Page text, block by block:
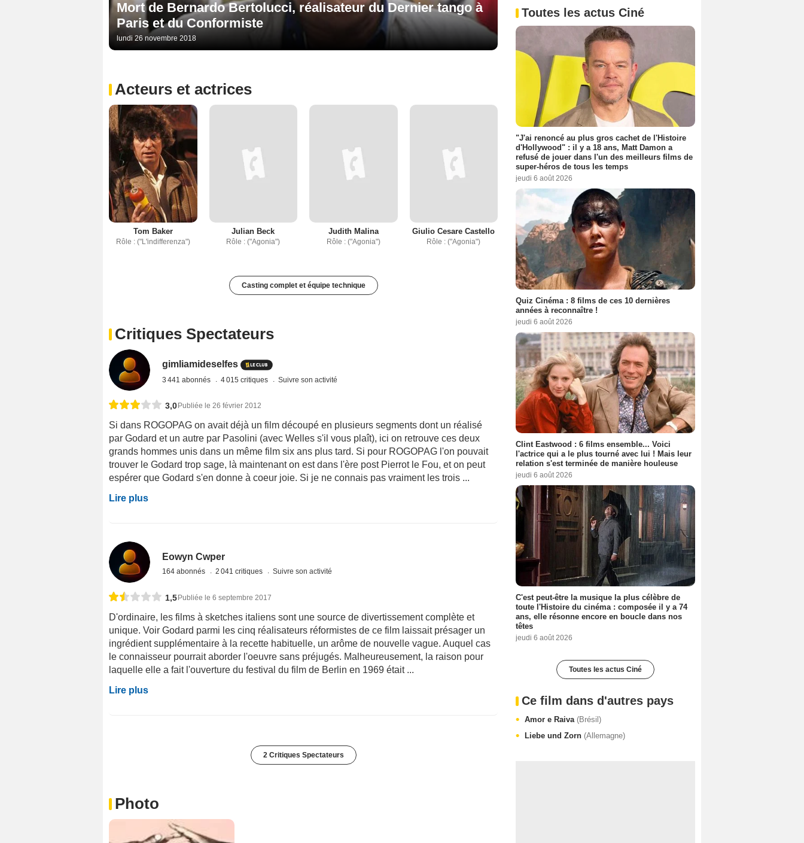
Mort de Bernardo Bertolucci, réalisateur du Dernier tango à
Paris et du Conformiste
lundi 26 novembre 2018
Acteurs et actrices
Tom Baker
Rôle : ("L'indifferenza")
Julian Beck
Rôle : ("Agonia")
Judith Malina
Rôle : ("Agonia")
Giulio Cesare Castello
Rôle : ("Agonia")
Casting complet et équipe technique
Critiques Spectateurs
gimliamideselfes
3 441 abonnés 4 015 critiques Suivre son activité
3,0Publiée le 26 février 2012
Si dans ROGOPAG on avait déjà un film découpé en plusieurs segments dont un réalisé
par Godard et un autre par Pasolini (avec Welles s'il vous plaît), ici on retrouve ces deux
grands hommes unis dans un même film six ans plus tard. Si pour ROGOPAG l'on pouvait
trouver le Godard trop sage, là maintenant on est dans l'ère post Pierrot le Fou, et on peut
espérer que Godard s'en donne à coeur joie. Si je ne connais pas vraiment les trois ...
Lire plus
Eowyn Cwper
164 abonnés 2 041 critiques Suivre son activité
1,5Publiée le 6 septembre 2017
D'ordinaire, les films à sketches italiens sont une source de divertissement complète et
unique. Voir Godard parmi les cinq réalisateurs réformistes de ce film laissait présager un
ingrédient supplémentaire à la recette habituelle, un arôme de nouvelle vague. Auquel cas
le connaisseur pourrait aborder l'oeuvre sans préjugés. Malheureusement, la raison pour
laquelle elle a fait l'ouverture du festival du film de Berlin en 1969 était ...
Lire plus
2 Critiques Spectateurs
Photo
Toutes les actus Ciné
"J'ai renoncé au plus gros cachet de l'Histoire
d'Hollywood" : il y a 18 ans, Matt Damon a
refusé de jouer dans l'un des meilleurs films de
super-héros de tous les temps
jeudi 6 août 2026
Quiz Cinéma : 8 films de ces 10 dernières
années à reconnaître !
jeudi 6 août 2026
Clint Eastwood : 6 films ensemble... Voici
l'actrice qui a le plus tourné avec lui ! Mais leur
relation s'est terminée de manière houleuse
jeudi 6 août 2026
C'est peut-être la musique la plus célèbre de
toute l'Histoire du cinéma : composée il y a 74
ans, elle résonne encore en boucle dans nos
têtes
jeudi 6 août 2026
Toutes les actus Ciné
Ce film dans d'autres pays
Amor e Raiva (Brésil)
Liebe und Zorn (Allemagne)